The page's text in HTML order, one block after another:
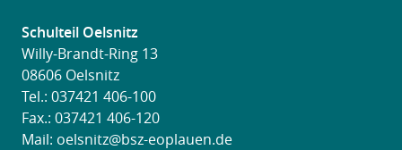
Schulteil Oelsnitz
Willy-Brandt-Ring 13
08606 Oelsnitz
Tel.: 037421 406-100
Fax.: 037421 406-120
Mail: oelsnitz@bsz-eoplauen.de